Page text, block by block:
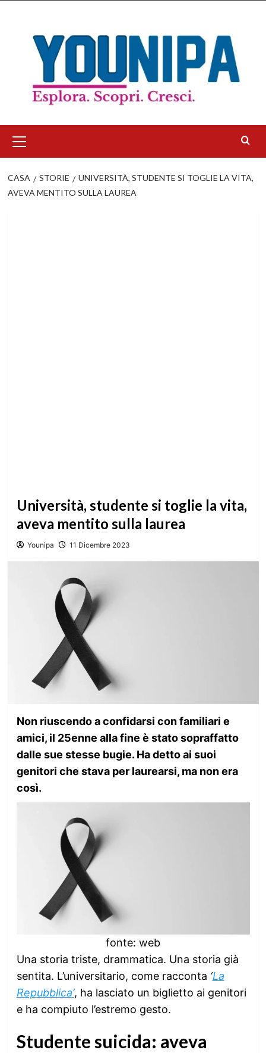
contenuto
principale
CASA STORIE
UNIVERSITÀ, STUDENTE SI TOGLIE LA VITA,
AVEVA MENTITO SULLA LAUREA
Università, studente si toglie la vita,
aveva mentito sulla laurea
Younipa 11 Dicembre 2023
Non riuscendo a confidarsi con familiari e
amici, il 25enne alla fine è stato sopraffatto
dalle sue stesse bugie. Ha detto ai suoi
genitori che stava per laurearsi, ma non era
così.
fonte: web
Una storia triste, drammatica. Una storia già
sentita. L’universitario, come racconta ‘La
Repubblica’, ha lasciato un biglietto ai genitori
e ha compiuto l’estremo gesto.
Studente suicida: aveva